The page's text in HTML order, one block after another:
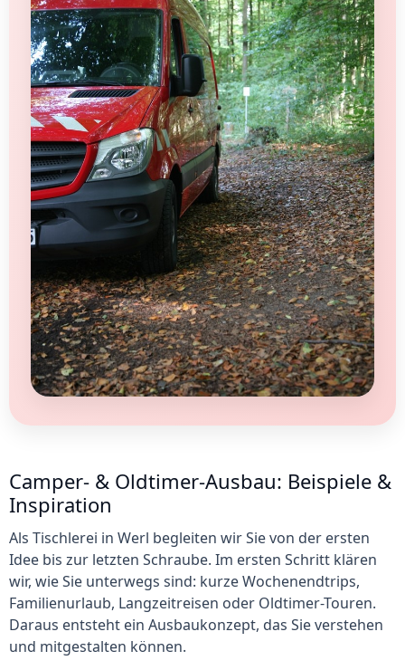
Camper- & Oldtimer-Ausbau: Beispiele &
Inspiration
Als Tischlerei in Werl begleiten wir Sie von der ersten
Idee bis zur letzten Schraube. Im ersten Schritt klären
wir, wie Sie unterwegs sind: kurze Wochenendtrips,
Familienurlaub, Langzeitreisen oder Oldtimer-Touren.
Daraus entsteht ein Ausbaukonzept, das Sie verstehen
und mitgestalten können.